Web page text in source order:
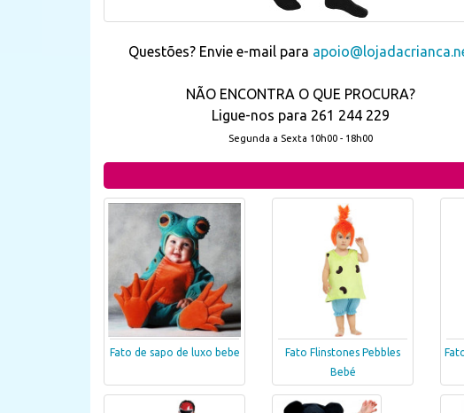
Questões? Envie e-mail para
NÃO ENCONTRA O QUE PROCURA?
Ligue-nos para 261 244 229
Segunda a Sexta 10h00 - 18h00
Fato de sapo de luxo bebe
Fato Flinstones Pebbles
Bebé